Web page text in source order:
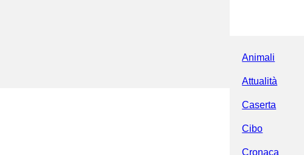
Animali
Attualità
Caserta
Cibo
Cronaca